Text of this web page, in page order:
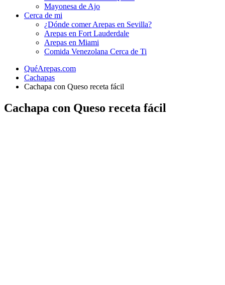
Mayonesa de Ajo
Cerca de mi
¿Dónde comer Arepas en Sevilla?
Arepas en Fort Lauderdale
Arepas en Miami
Comida Venezolana Cerca de Ti
QuéArepas.com
Cachapas
Cachapa con Queso receta fácil
Cachapa con Queso receta fácil